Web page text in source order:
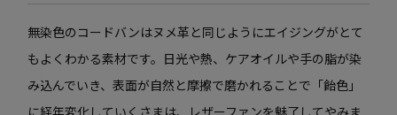
無染色のコードバンはヌメ革と同じようにエイジングがとて
もよくわかる素材です。日光や熱、ケアオイルや手の脂が染
み込んでいき、表面が自然と摩擦で磨かれることで「飴色」